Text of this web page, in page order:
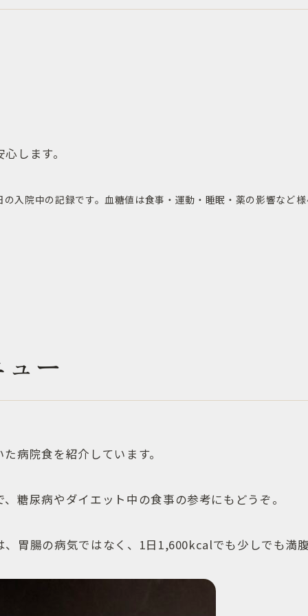
します。
入院中の記録です。血糖値は食事・運動・睡眠・薬の影響など様
ー
病院食を紹介しています。
糖尿病やダイエット中の食事の参考にもどうぞ。
胃腸の病気ではなく、1日1,600kcalでも少しでも満腹